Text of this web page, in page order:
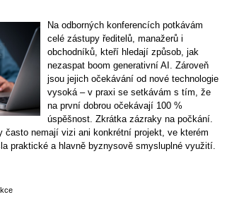
Na odborných konferencích potkávám
celé zástupy ředitelů, manažerů i
obchodníků, kteří hledají způsob, jak
nezaspat boom generativní AI. Zároveň
jsou jejich očekávání od nové technologie
vysoká – v praxi se setkávám s tím, že
na první dobrou očekávají 100 %
úspěšnost. Zkrátka zázraky na počkání.
často nemají vizi ani konkrétní projekt, ve kterém
praktické a hlavně byznysově smysluplné využití.